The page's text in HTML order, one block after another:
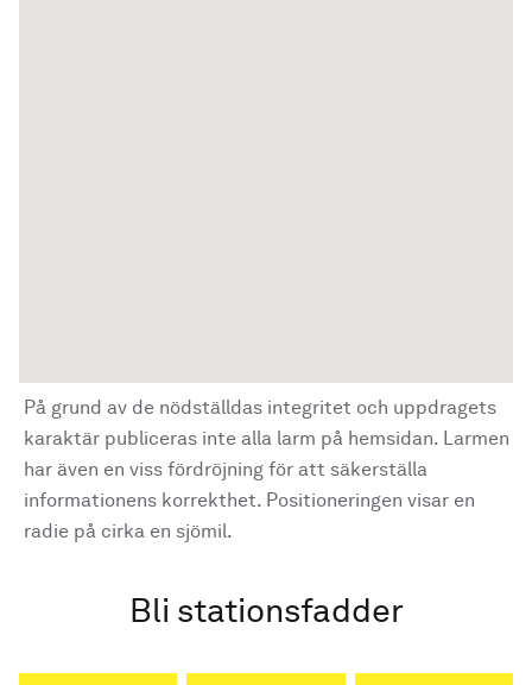
På grund av de nödställdas integritet och uppdragets
karaktär publiceras inte alla larm på hemsidan. Larmen
har även en viss fördröjning för att säkerställa
informationens korrekthet. Positioneringen visar en
radie på cirka en sjömil.
Bli stationsfadder